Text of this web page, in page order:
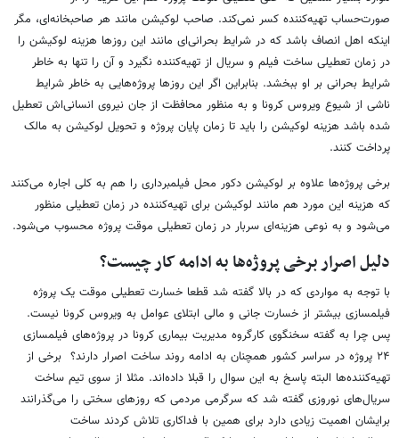
صورت‌حساب تهیه‌کننده کسر نمی‌کند. صاحب لوکیشن مانند هر صاحبخانه‌ای، مگر
اینکه اهل انصاف باشد که در شرایط بحرانی‌ای مانند این روزها هزینه لوکیشن را
در زمان تعطیلی ساخت فیلم و سریال از تهیه‌کننده نگیرد و آن را تنها به خاطر
شرایط بحرانی بر او ببخشد. بنابراین اگر این روزها پروژه‌هایی به خاطر شرایط
ناشی از شیوع ویروس کرونا و به منظور محافظت از جان نیروی انسانی‌اش تعطیل
شده باشد هزینه لوکیشن را باید تا زمان پایان پروژه و تحویل لوکیشن به مالک
پرداخت کنند.
برخی پروژه‌ها علاوه بر لوکیشن دکور محل فیلمبرداری را هم به کلی اجاره می‌کنند
که هزینه این مورد هم مانند لوکیشن برای تهیه‌کننده در زمان تعطیلی منظور
می‌شود و به نوعی هزینه‌ای سربار در زمان تعطیلی موقت پروژه محسوب می‌شود.
دلیل اصرار برخی پروژه‌ها به ادامه کار چیست؟
با توجه به مواردی که در بالا گفته شد قطعا خسارت تعطیلی موقت یک پروژه
فیلمسازی بیشتر از خسارت جانی و مالی ابتلای عوامل به ویروس کرونا نیست.
پس چرا به گفته سخنگوی کارگروه مدیریت بیماری کرونا در پروژه‌های فیلمسازی
۲۴ پروژه در سراسر کشور همچنان به ادامه روند ساخت اصرار دارند؟ برخی از
تهیه‌کننده‌ها البته پاسخ به این سوال را قبلا داده‌اند. مثلا از سوی تیم ساخت
سریال‌های نوروزی گفته شد که سرگرمی مردمی که روزهای سختی را می‌گذرانند
برایشان اهمیت زیادی دارد برای همین با فداکاری تلاش کردند ساخت